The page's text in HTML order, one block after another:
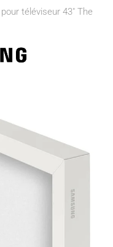
téléviseur 43" The